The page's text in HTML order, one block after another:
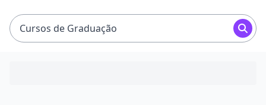
Cursos de Graduação